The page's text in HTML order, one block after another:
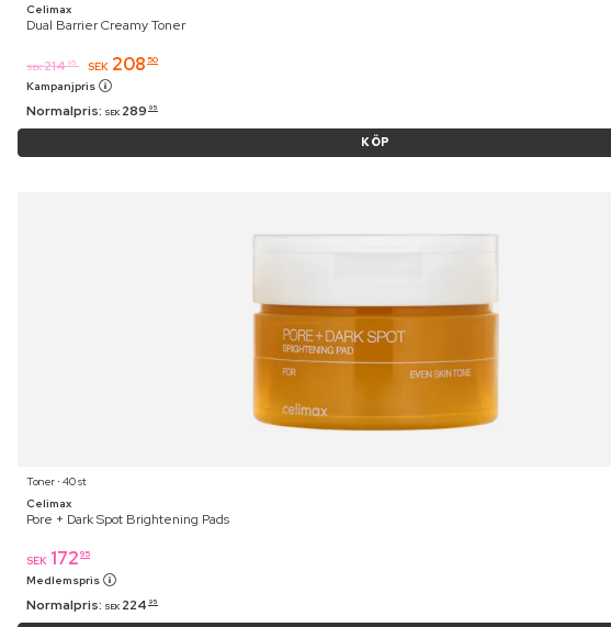
Celimax
Dual Barrier Creamy Toner
SEK 214 95 SEK 208 50
Kampanjpris
Normalpris: SEK 289 95
KÖP
Toner ⋅ 40 st
Celimax
Pore + Dark Spot Brightening Pads
SEK 172 95
Medlemspris
Normalpris: SEK 224 95